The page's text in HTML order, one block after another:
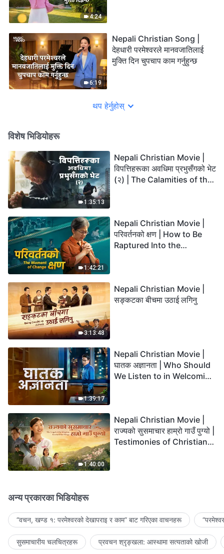
4:24
6:19
Nepali Christian Song |
देहधारी परमेश्‍वरले मानवजातिलाई
मुक्ति दिन चुपचाप काम गर्नुहुन्छ
थप हेर्नुहोस्
विशेष भिडियोहरू
1:35:13
Nepali Christian Movie |
विपत्तिहरूका अवधिमा प्रभुसँगको भेट
(२) | The Calamities of the
1:42:21
Nepali Christian Movie |
परिवर्तनको क्षण | How to Be
Raptured Into the
3:13:48
Nepali Christian Movie |
सङ्कटका बीचमा उठाई लगिनु
1:39:17
Nepali Christian Movie |
घातक अज्ञानता | Who Should
We Listen to in Welcoming
1:40:00
Nepali Christian Movie |
राज्यको सुसमाचार हाम्रो गाउँ पुग्यो |
Testimonies of Christians
अन्य प्रकारका भिडियोहरू
“वचन, खण्ड १: परमेश्‍वरको देखापराइ र काम” बाट गरिएका वाचनहरू
सुसमाचारीय चलचित्रहरू प्रवचन श्रृङ्खला: आस्थामा सत्यताको खोजी